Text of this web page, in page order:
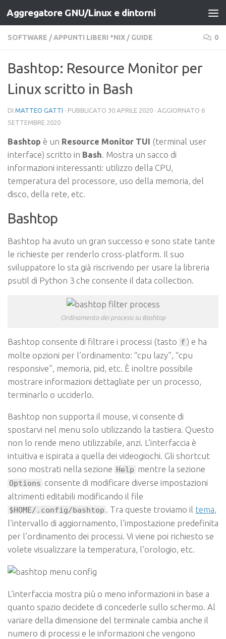
Salta al contenuto
Aggregatore GNU/Linux e dintorni
SOFTWARE /APPUNTI LIBERI *NIX / GUIDE 0
Bashtop: Resource Monitor per
Linux scritto in Bash
DI MATTEO GATTI · PUBBLICATO 30 APRILE 2020 · AGGIORNATO 6
SETTEMBRE 2020
Bashtop è un Resource Monitor TUI (terminal user
interface) scritto in Bash. Mostra un sacco di
informazioni interessanti: utilizzo della CPU,
temperatura del processore, uso della memoria, del
disco, della rete, etc.
Bashtop
Bashtop ha avuto un gran successo e sono state tante
le richieste per renderlo cross-platform. Il suo
sviluppatore lo sta già riscrivendo per usare la libreria
psutil di Python 3 che consente il data collection.
Ordinamento dei processi su Bashtop
Bashtop consente di filtrare i processi (tasto f ) e ha
molte opzioni per l’ordinamento: “cpu lazy”, “cpu
responsive”, memoria, pid, etc. È inoltre possibile
mostrare informazioni dettagliate per un processo,
terminarlo o ucciderlo.
Bashtop non supporta il mouse, vi consente di
spostarvi nel menu solo utilizzando la tastiera. Questo
non lo rende meno utilizzabile, anzi. L’interfaccia è
intuitiva e ispirata a quella dei videogiochi. Gli shortcut
sono mostrati nella sezione Help mentre la sezione
Options consente di modificare diverse impostazioni
altrimenti editabili modificando il file
$HOME/.config/bashtop . Tra queste troviamo il tema,
l’intervallo di aggiornamento, l’impostazione predefinita
per l’ordinamento dei processi. Vi viene poi richiesto se
volete visualizzare la temperatura, l’orologio, etc.
L’interfaccia mostra più o meno informazioni in base a
quanto spazio decidete di concederle sullo schermo. Al
variare della dimensione del terminale cambia anche il
numero di processi e le informazioni che vengono